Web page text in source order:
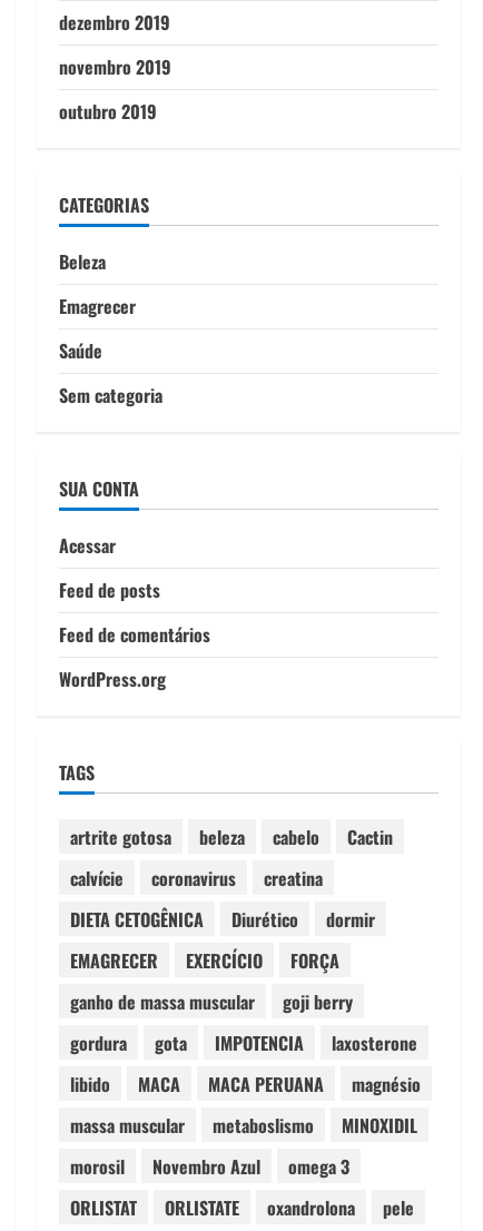
dezembro 2019
novembro 2019
outubro 2019
CATEGORIAS
Beleza
Emagrecer
Saúde
Sem categoria
SUA CONTA
Acessar
Feed de posts
Feed de comentários
WordPress.org
TAGS
artrite gotosa beleza cabelo
Cactin
calvície
coronavirus
creatina
DIETA CETOGÊNICA
Diurético
dormir
EMAGRECER
EXERCÍCIO
FORÇA
ganho de massa muscular
goji berry
gordura
gota IMPOTENCIA
laxosterone
libido
MACA MACA PERUANA
magnésio
massa muscular
metaboslismo
MINOXIDIL
morosil
Novembro Azul
omega 3
ORLISTAT
ORLISTATE oxandrolona pele